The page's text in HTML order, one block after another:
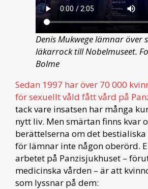
Denis Mukwege lämnar över
läkarrock till Nobelmuseet.
Bolme
Sedan 1997 har över 70 000
för sexuellt våld fått vård på
tack vare insatsen har många
nytt liv. Men smärtan finns kvar
berättelserna om det
för lämnar inte någon oberörd.
arbetet på Panzisjukhuset –
medicinska vården – är att
som lyssnar på dem: